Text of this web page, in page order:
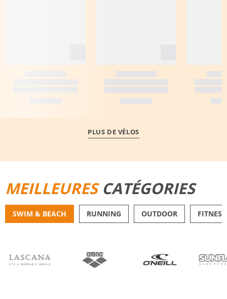
PLUS DE VÉLOS
MEILLEURESCATÉGORIES
SWIM & BEACH RUNNING OUTDOOR FITNESS